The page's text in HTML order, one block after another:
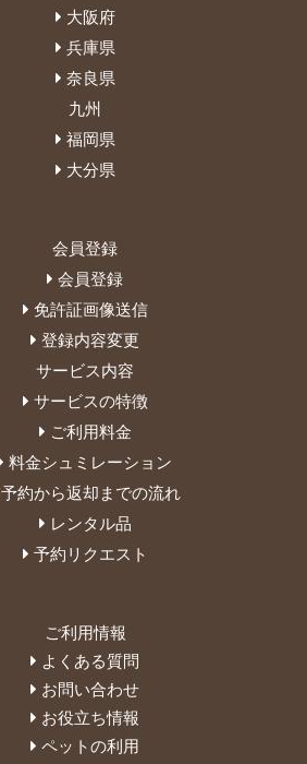
大阪府
兵庫県
奈良県
九州
福岡県
大分県
会員登録
会員登録
免許証画像送信
登録内容変更
サービス内容
サービスの特徴
ご利用料金
料金シュミレーション
予約から返却までの流れ
レンタル品
予約リクエスト
ご利用情報
よくある質問
お問い合わせ
お役立ち情報
ペットの利用